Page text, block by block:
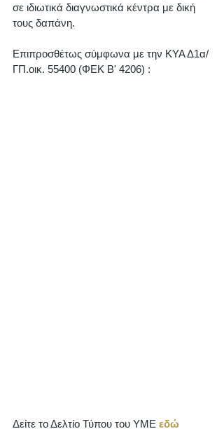
σε ιδιωτικά διαγνωστικά κέντρα με δική
τους δαπάνη.
Επιπροσθέτως σύμφωνα με την ΚΥΑ Δ1α/
ΓΠ.οικ. 55400 (ΦΕΚ Β' 4206) :
Δείτε το Δελτίο Τύπου του ΥΜΕ εδώ